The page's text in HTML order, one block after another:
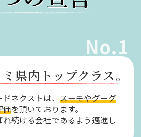
No.1
県内トップクラス。
ドネクストは、スーモやグーグ
価を頂いております。
続ける会社であるよう邁進し